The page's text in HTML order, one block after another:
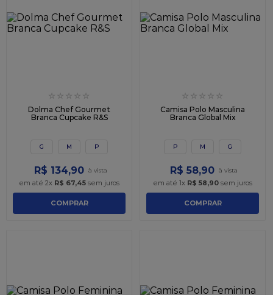
☆ ☆ ☆ ☆ ☆
Dolma Chef Gourmet
Branca Cupcake R&S
G M P
R$ 134,90
em até 2x R$ 67,45 sem juros
COMPRAR
☆ ☆ ☆ ☆ ☆
Camisa Polo Masculina
Branca Global Mix
P M G
R$ 58,90
em até 1x R$ 58,90 sem juros
COMPRAR